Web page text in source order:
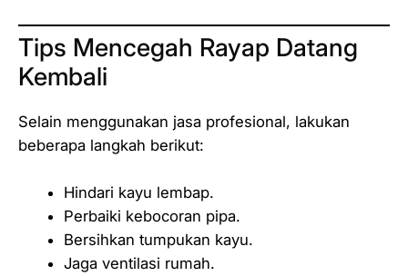
Tips Mencegah Rayap Datang
Kembali
Selain menggunakan jasa profesional, lakukan
beberapa langkah berikut:
Hindari kayu lembap.
Perbaiki kebocoran pipa.
Bersihkan tumpukan kayu.
Jaga ventilasi rumah.